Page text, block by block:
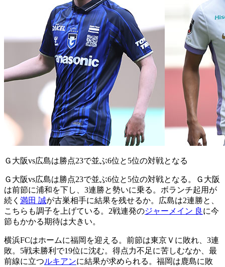
Ｇ大阪vs広島は勝点23で並ぶ6位と5位の対戦となる
Ｇ大阪vs広島は勝点23で並ぶ6位と5位の対戦となる。Ｇ大阪
は前節に浦和を下し、3連勝と勢いに乗る。ボランチ起用が
続く 満田 誠が古巣相手に結果を残せるか。広島は2連勝と、
こちらも調子を上げている。2戦連発のジャーメイン 良 に今
節もかかる期待は大きい。
横浜FCはホームに福岡を迎える。前節は東京Ｖに敗れ、3連
敗。5戦未勝利で19位に沈む。得点力不足に苦しむなか、最
前線に立つルキアンに結果が求められる。福岡は鹿島に敗